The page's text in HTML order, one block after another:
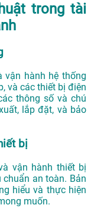
trong tài
vận hành hệ thống
và các thiết bị điện
thông số và chú
lắp đặt, và bảo
bị
vận hành thiết bị
an toàn. Bản
hiểu và thực hiện
muốn.